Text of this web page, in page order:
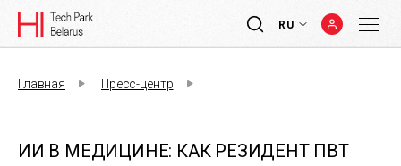
RU
Главная Пресс-центр
ИИ В МЕДИЦИНЕ: КАК РЕЗИДЕНТ ПВТ